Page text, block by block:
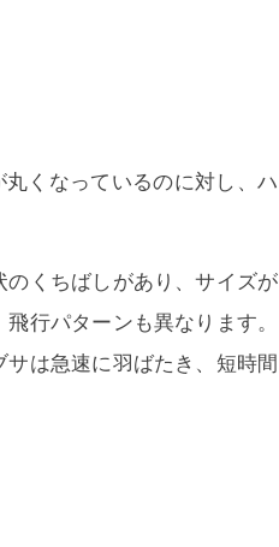
くなっているのに対し、ハ
くちばしがあり、サイズが
行パターンも異なります。
は急速に羽ばたき、短時間